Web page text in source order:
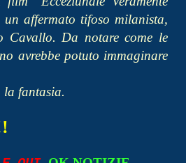
affermato tifoso milanista,
Cavallo. Da notare come le
avrebbe potuto immaginare
la fantasia.